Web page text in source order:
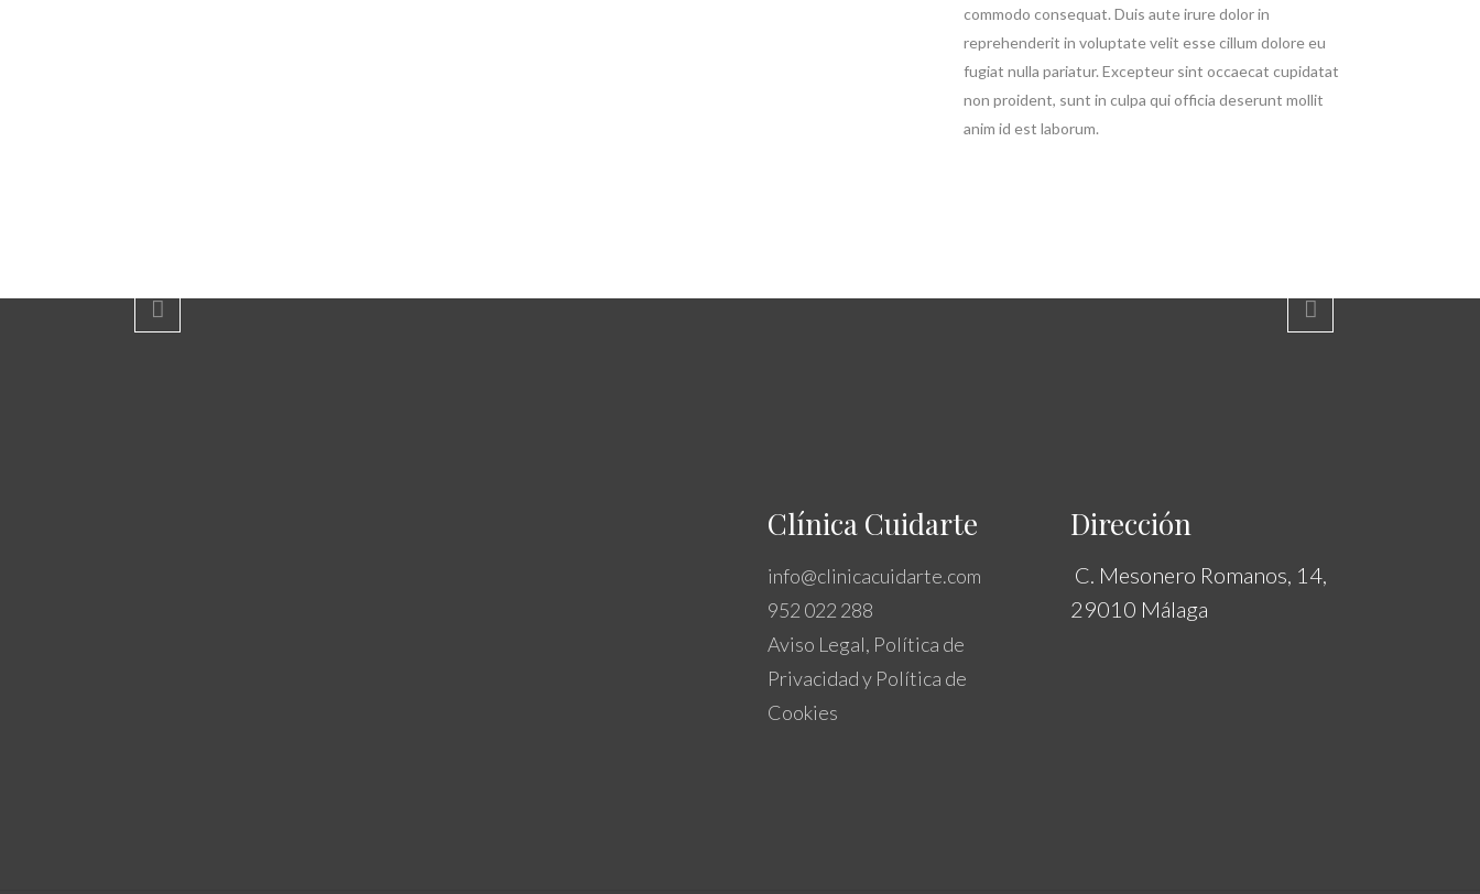
commodo consequat. Duis aute irure dolor in
reprehenderit in voluptate velit esse cillum dolore eu
fugiat nulla pariatur. Excepteur sint occaecat cupidatat
non proident, sunt in culpa qui officia deserunt mollit
anim id est laborum.
Clínica Cuidarte
info@clinicacuidarte.com
952 022 288
Aviso Legal, Política de
Privacidad y Política de
Cookies
Dirección
C. Mesonero Romanos, 14,
29010 Málaga